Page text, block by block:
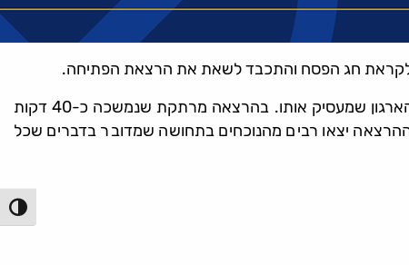
לקראת חג הפסח והתכבד לשאת את הרצאת הפתיחה.
נושא הכנס השנה התמקד השנה במעמדו של העובד בתוך הארגון והקשר שיש בין מעמד זה ותחושות העובד לבין הפריון של הארגון שמעסיק אותו. בהרצאה מרתקת שנמשכה כ-40 דקות
ההרצאה יצאו רבים מהנוכחים בתחושה שמדובר בדברים שכל